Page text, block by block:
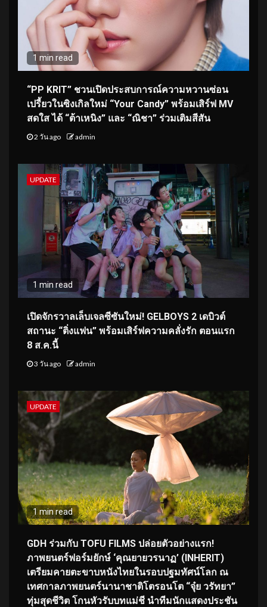
1 min read
“PP KRIT” ชวนเปิดประสบการณ์ความหวานซ่อน
เปรี้ยวในซิงเกิลใหม่ “Your Candy” พร้อมเสิร์ฟ MV
สดใส ได้ “ต้าเหนิง” และ “ณิชา” ร่วมเติมสีสัน
2 วัน ago admin
UPDATE
1 min read
เปิดจักรวาลเล็บเจลซีซันใหม่! GELBOYS 2 เดบิวต์
สถานะ “ติ่งแฟน” พร้อมเสิร์ฟความคลั่งรัก ตอนแรก
8 ส.ค.นี้
3 วัน ago admin
UPDATE
1 min read
GDH ร่วมกับ TOFU FILMS ปล่อยตัวอย่างแรก!
ภาพยนตร์ฟอร์มยักษ์ ‘คุณยายวรนาฏ’ (INHERIT)
เตรียมคายตะขาบหนังไทยในรอบปฐมทัศน์โลก ณ
เทศกาลภาพยนตร์นานาชาติโตรอนโต “จุ๋ย วรัทยา”
ทุ่มสุดชีวิต โกนหัวรับบทแม่ชี นำทีมนักแสดงประชัน